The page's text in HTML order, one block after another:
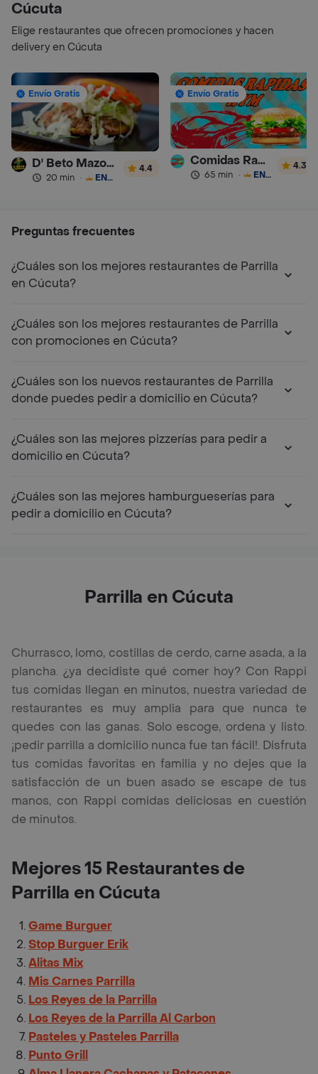
Cúcuta
Elige restaurantes que ofrecen promociones y hacen
delivery en Cúcuta
Envío Gratis
D' Beto Mazorcada
20 min · ENVÍO GRATIS
4.4
Envío Gratis
Comidas Rapidas Hym
65 min · ENVÍO GRATIS
4.3
Preguntas frecuentes
¿Cuáles son los mejores restaurantes de Parrilla
en Cúcuta?
¿Cuáles son los mejores restaurantes de Parrilla
con promociones en Cúcuta?
¿Cuáles son los nuevos restaurantes de Parrilla
donde puedes pedir a domicilio en Cúcuta?
¿Cuáles son las mejores pizzerías para pedir a
domicilio en Cúcuta?
¿Cuáles son las mejores hamburgueserías para
pedir a domicilio en Cúcuta?
Parrilla en Cúcuta
Churrasco, lomo, costillas de cerdo, carne asada, a la
plancha. ¿ya decidiste qué comer hoy? Con Rappi
tus comidas llegan en minutos, nuestra variedad de
restaurantes es muy amplia para que nunca te
quedes con las ganas. Solo escoge, ordena y listo.
¡pedir parrilla a domicilio nunca fue tan fácil!. Disfruta
tus comidas favoritas en familia y no dejes que la
satisfacción de un buen asado se escape de tus
manos, con Rappi comidas deliciosas en cuestión
de minutos.
Mejores 15 Restaurantes de
Parrilla en Cúcuta
Game Burguer
Stop Burguer Erik
Alitas Mix
Mis Carnes Parrilla
Los Reyes de la Parrilla
Los Reyes de la Parrilla Al Carbon
Pasteles y Pasteles Parrilla
Punto Grill